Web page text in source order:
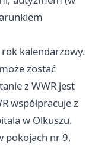
kalendarzowy.
zostać
z WWR jest
współpracuje z
w Olkuszu.
pokojach nr 9,